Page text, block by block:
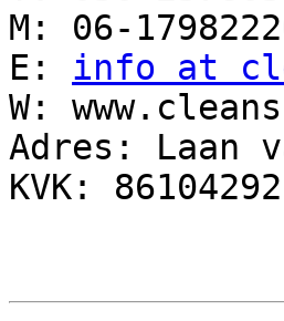
M: 06-
E: info at
W:
Adres: Laan
KVK: 86104292